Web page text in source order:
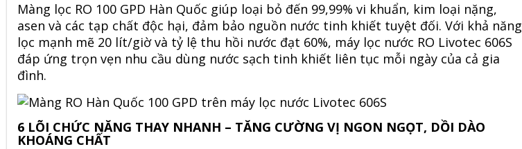
Màng lọc RO 100 GPD Hàn Quốc giúp loại bỏ đến 99,99% vi khuẩn, kim loại nặng,
asen và các tạp chất độc hại, đảm bảo nguồn nước tinh khiết tuyệt đối. Với khả năng
lọc mạnh mẽ 20 lít/giờ và tỷ lệ thu hồi nước đạt 60%, máy lọc nước RO Livotec 606S
đáp ứng trọn vẹn nhu cầu dùng nước sạch tinh khiết liên tục mỗi ngày của cả gia
đình.
6 LÕI CHỨC NĂNG THAY NHANH – TĂNG CƯỜNG VỊ NGON NGỌT, DỒI DÀO
KHOÁNG CHẤT